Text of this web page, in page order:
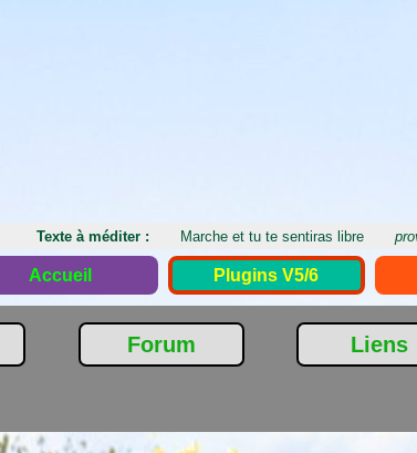
Texte à méditer : Marche et tu te sentiras libre
Accueil Plugins V5/6
Forum Liens